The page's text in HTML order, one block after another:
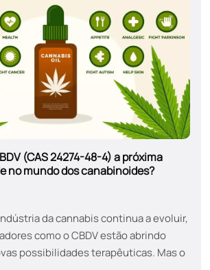
e introduzida como "Novocaína", foi o
local sintético verdade...
(CAS 24274-48-4) a próxima
no mundo dos canabinoides?
da cannabis continua a evoluir,
como o CBDV estão abrindo
possibilidades terapêuticas. Mas o